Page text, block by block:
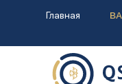
Главная